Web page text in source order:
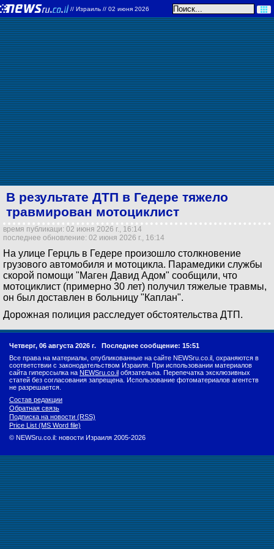
// Израиль // 02 июня 2026
В результате ДТП в Гедере тяжело
травмирован мотоциклист
время публикаци: 02 июня 2026 г., 16:14
последнее обновление: 02 июня 2026 г., 16:14
На улице Герцль в Гедере произошло столкновение
грузового автомобиля и мотоцикла. Парамедики службы
скорой помощи "Маген Давид Адом" сообщили, что
мотоциклист (примерно 30 лет) получил тяжелые травмы,
он был доставлен в больницу "Каплан".
Дорожная полиция расследует обстоятельства ДТП.
Четверг, 06 августа 2026 г. Последнее сообщение: 15:51
Все права на материалы, опубликованные на сайте NEWSru.co.il, охраняются в
соответствии с законодательством Израиля. При использовании материалов
сайта гиперссылка на NEWSru.co.il обязательна. Перепечатка эксклюзивных
статей без согласования запрещена. Использование фотоматериалов агентств
не разрешается.
Состав редакции
Обратная связь
Подписка на новости (RSS)
Price List (MS Word file)
© NEWSru.co.il: новости Израиля 2005-2026